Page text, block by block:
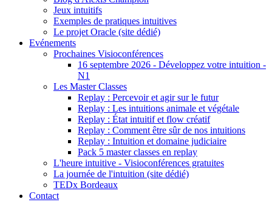
Jeux intuitifs
Exemples de pratiques intuitives
Le projet Oracle (site dédié)
Evénements
Prochaines Visioconférences
16 septembre 2026 - Développez votre intuition -
N1
Les Master Classes
Replay : Percevoir et agir sur le futur
Replay : Les intuitions animale et végétale
Replay : État intuitif et flow créatif
Replay : Comment être sûr de nos intuitions
Replay : Intuition et domaine judiciaire
Pack 5 master classes en replay
L'heure intuitive - Visioconférences gratuites
La journée de l'intuition (site dédié)
TEDx Bordeaux
Contact